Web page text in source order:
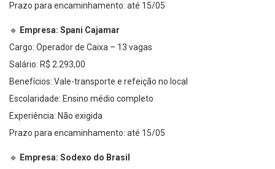
Prazo para encaminhamento: até 15/05
🔹 Empresa: Spani Cajamar
Cargo: Operador de Caixa – 13 vagas
Salário: R$ 2.293,00
Benefícios: Vale-transporte e refeição no local
Escolaridade: Ensino médio completo
Experiência: Não exigida
Prazo para encaminhamento: até 15/05
🔹 Empresa: Sodexo do Brasil